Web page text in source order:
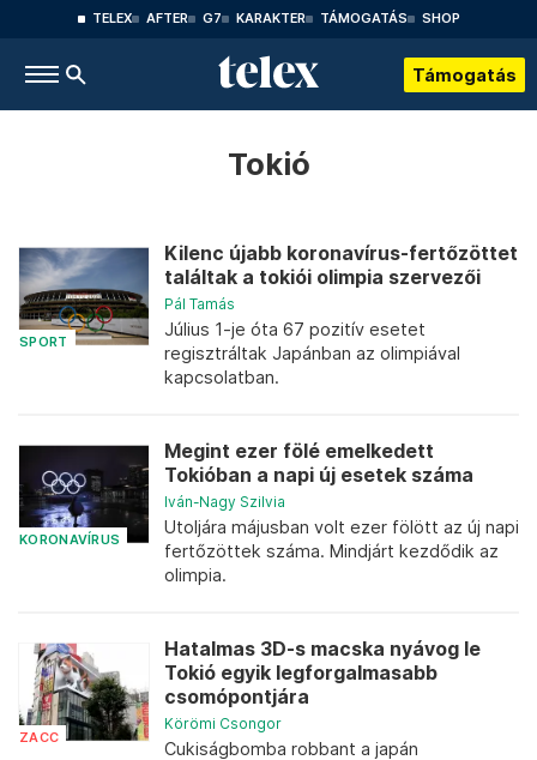
TELEX AFTER G7 KARAKTER TÁMOGATÁS SHOP
Támogatás
Tokió
SPORT
Kilenc újabb koronavírus-fertőzöttet
találtak a tokiói olimpia szervezői
Pál Tamás
Július 1-je óta 67 pozitív esetet
regisztráltak Japánban az olimpiával
kapcsolatban.
KORONAVÍRUS
Megint ezer fölé emelkedett
Tokióban a napi új esetek száma
Iván-Nagy Szilvia
Utoljára májusban volt ezer fölött az új napi
fertőzöttek száma. Mindjárt kezdődik az
olimpia.
ZACC
Hatalmas 3D-s macska nyávog le
Tokió egyik legforgalmasabb
csomópontjára
Körömi Csongor
Cukiságbomba robbant a japán